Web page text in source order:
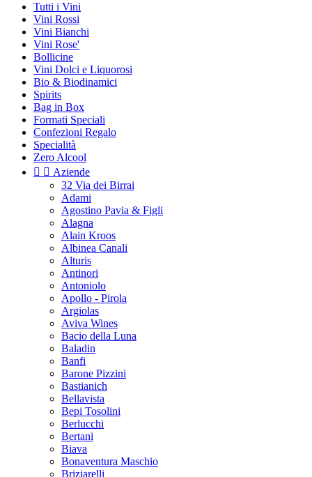
Tutti i Vini
Vini Rossi
Vini Bianchi
Vini Rose'
Bollicine
Vini Dolci e Liquorosi
Bio & Biodinamici
Spirits
Bag in Box
Formati Speciali
Confezioni Regalo
Specialità
Zero Alcool
  Aziende
32 Via dei Birrai
Adami
Agostino Pavia & Figli
Alagna
Alain Kroos
Albinea Canali
Alturis
Antinori
Antoniolo
Apollo - Pirola
Argiolas
Aviva Wines
Bacio della Luna
Baladin
Banfi
Barone Pizzini
Bastianich
Bellavista
Bepi Tosolini
Berlucchi
Bertani
Biava
Bonaventura Maschio
Briziarelli